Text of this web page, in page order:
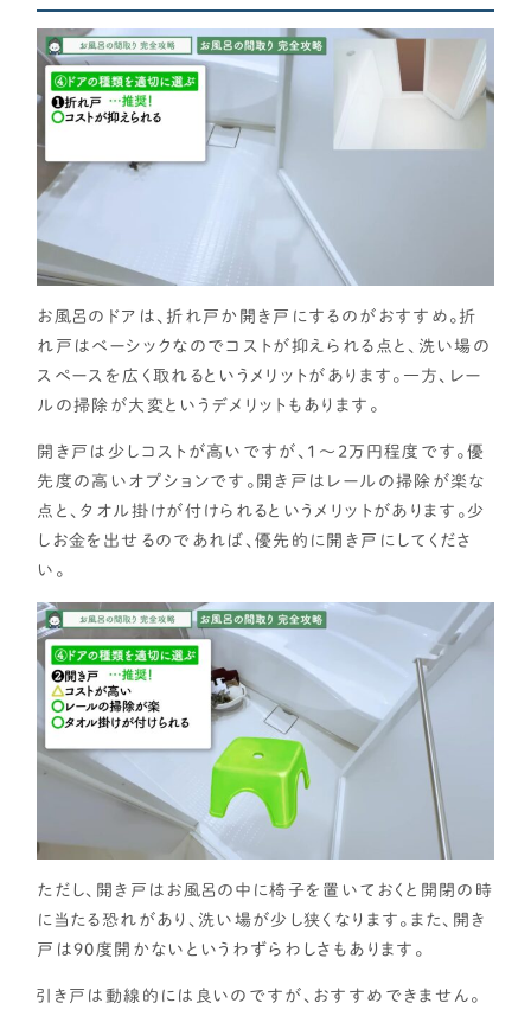
お風呂のドアは、折れ戸か開き戸にするのがおすすめ。折
れ戸はベーシックなのでコストが抑えられる点と、洗い場の
スペースを広く取れるというメリットがあります。一方、レー
ルの掃除が大変というデメリットもあります。
開き戸は少しコストが高いですが、1～2万円程度です。優
先度の高いオプションです。開き戸はレールの掃除が楽な
点と、タオル掛けが付けられるというメリットがあります。少
しお金を出せるのであれば、優先的に開き戸にしてくださ
い。
ただし、開き戸はお風呂の中に椅子を置いておくと開閉の時
に当たる恐れがあり、洗い場が少し狭くなります。また、開き
戸は90度開かないというわずらわしさもあります。
引き戸は動線的には良いのですが、おすすめできません。